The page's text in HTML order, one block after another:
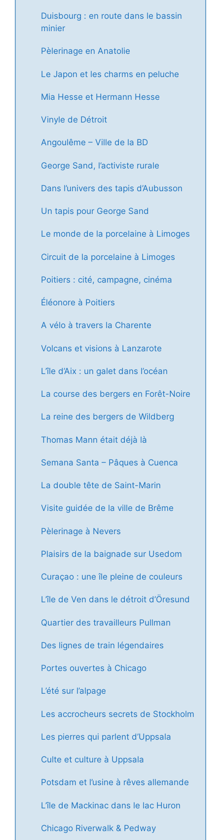
Duisbourg : en route dans le bassin
minier
Pèlerinage en Anatolie
Le Japon et les charms en peluche
Mia Hesse et Hermann Hesse
Vinyle de Détroit
Angoulême – Ville de la BD
George Sand, l’activiste rurale
Dans l’univers des tapis d’Aubusson
Un tapis pour George Sand
Le monde de la porcelaine à Limoges
Circuit de la porcelaine à Limoges
Poitiers : cité, campagne, cinéma
Éléonore à Poitiers
A vélo à travers la Charente
Volcans et visions à Lanzarote
L’île d’Aix : un galet dans l’océan
La course des bergers en Forêt-Noire
La reine des bergers de Wildberg
Thomas Mann était déjà là
Semana Santa – Pâques à Cuenca
La double tête de Saint-Marin
Visite guidée de la ville de Brême
Pèlerinage à Nevers
Plaisirs de la baignade sur Usedom
Curaçao : une île pleine de couleurs
L’île de Ven dans le détroit d’Öresund
Quartier des travailleurs Pullman
Des lignes de train légendaires
Portes ouvertes à Chicago
L’été sur l’alpage
Les accrocheurs secrets de Stockholm
Les pierres qui parlent d’Uppsala
Culte et culture à Uppsala
Potsdam et l’usine à rêves allemande
L’île de Mackinac dans le lac Huron
Chicago Riverwalk & Pedway